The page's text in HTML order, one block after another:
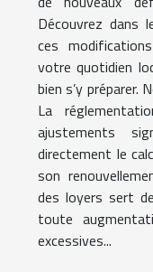
Découvrez dans
ces
votre quotidien
bien s’y préparer.
La
ajustements
directement le
son
des loyers sert
toute
excessives...